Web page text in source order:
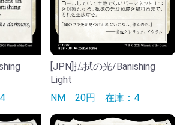
[JPN]払拭の光/Banishing
Light
NM 20円 在庫：4